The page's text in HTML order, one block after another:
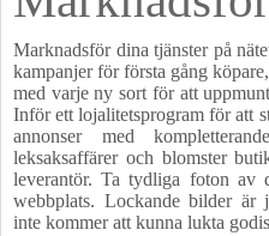
Marknadsför dina tjänster på
kampanjer för första gång
med varje ny sort för att
Inför ett lojalitetsprogram för att
annonser med
leksaksaffärer och blomster
leverantör. Ta tydliga foton av
webbplats. Lockande bilder är
inte kommer att kunna lukta